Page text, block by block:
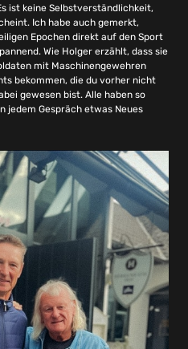
ist keine Selbstverständlichkeit,
Ich habe auch gemerkt,
Epochen direkt auf den Sport
Wie Holger erzählt, dass sie
mit Maschinengewehren
bekommen, die du vorher nicht
gewesen bist. Alle haben so
jedem Gespräch etwas Neues